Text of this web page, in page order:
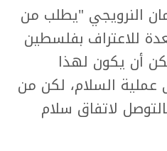
النرويجي "يطلب من
للاعتراف بفلسطين
أن يكون لهذا
عملية السلام، لكن من
لاتفاق سلام